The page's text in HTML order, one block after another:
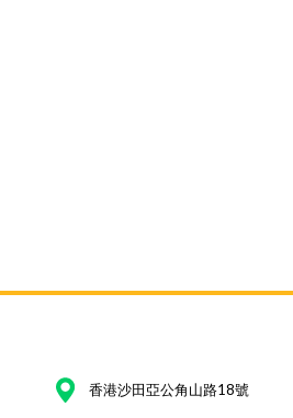
香港沙田亞公角山路18號